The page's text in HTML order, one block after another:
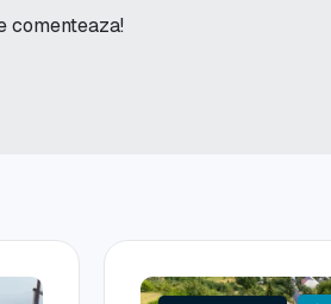
comenteaza!